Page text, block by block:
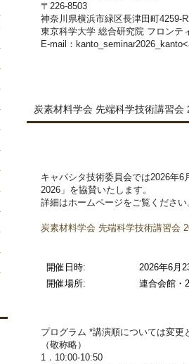
〒226-8503
神奈川県横浜市緑区長津田町4259-
東京科学大学 総合研究院 フロンテ
E-mail：
炭素材料学会 先端科学技術講習会
キャパシタ技術委員会では2026年
2026」を協賛いたします。
詳細はホームページをご覧ください
炭素材料学会 先端科学技術講習会
開催日時:
2026年6月
開催場所:
連合会館・
プログラム *講演順については変更
（敬称略）
1．10:00-10:50